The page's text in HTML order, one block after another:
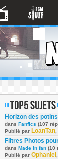
Horizon des potins
dans Fanfics (107
Publié par LoanTan
Filtres Photos
dans Made in fan (10
Publié par Ophaniel